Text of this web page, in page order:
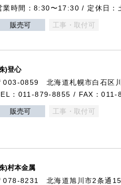
業時間：8:30〜17:30 / 定休日：
販売可 工事・取付可
)登心
003-0859 北海道札幌市白石区
：011-879-8855 / FAX：
販売可 工事・取付可
)村本金属
078-8231 北海道旭川市2条通